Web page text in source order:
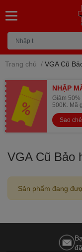
Trang chủ / VGA Cũ
NHẬP
Giảm
500K. Mã
Sao
VGA Cũ Bảo
Sản phẩm đang